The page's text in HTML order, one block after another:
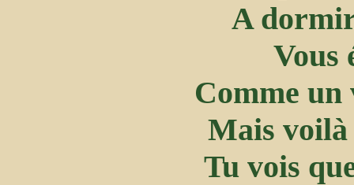
A
Vous
Comme
Mais
Tu vois